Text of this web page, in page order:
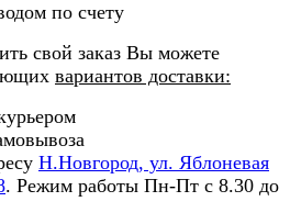
по счету
свой заказ Вы можете
вариантов доставки:
Н.Новгород, ул. Яблоневая
. Режим работы Пн-Пт с 8.30 до